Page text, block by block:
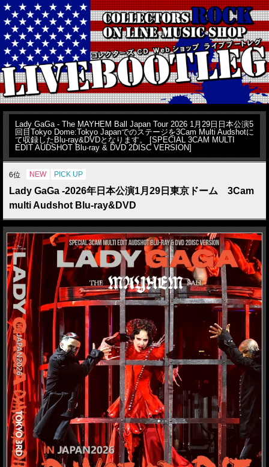
Lady GaGa - The MAYHEM Ball Japan Tour 2026 1月29日日本公演5
回目Tokyo Dome:Tokyo Japanでのステージを3Cam Multi Audshotに
て収録したBlu-ray&DVDとなります。 [SPECIAL 3CAM MULTI
EDIT AUDSHOT Blu-ray & DVD 2DISC VERSION]
6位 NEW PICK UP
Lady GaGa -2026年日本公演1月29日東京ドーム 3Cam
multi Audshot Blu-ray&DVD